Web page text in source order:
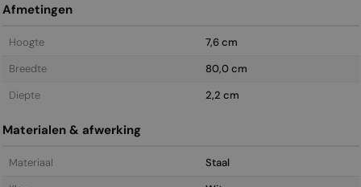
Afmetingen
Hoogte
7,6 cm
Breedte
80,0 cm
Diepte
2,2 cm
Materialen & afwerking
Materiaal
Staal